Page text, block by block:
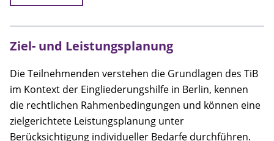
Ziel- und Leistungsplanung
Die Teilnehmenden verstehen die Grundlagen des TiB
im Kontext der Eingliederungshilfe in Berlin, kennen
die rechtlichen Rahmenbedingungen und können eine
zielgerichtete Leistungsplanung unter
Berücksichtigung individueller Bedarfe durchführen.